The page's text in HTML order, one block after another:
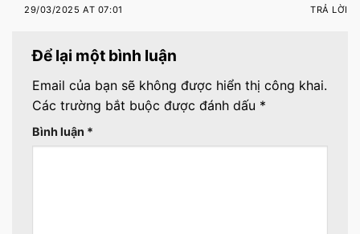
29/03/2025 AT 07:01 TRẢ LỜI
Để lại một bình luận
Email của bạn sẽ không được hiển thị công khai.
Các trường bắt buộc được đánh dấu *
Bình luận *